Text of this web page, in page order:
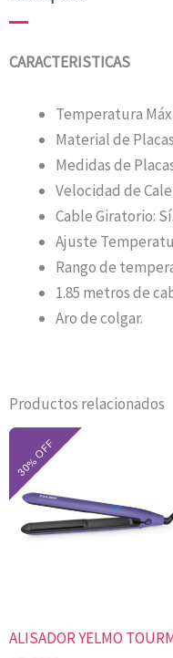
CARACTERISTICAS
Temperatura
Material de
Medidas de
Velocidad de
Cable Giratorio: Sí.
Ajuste
Rango de
1.85 metros de
Aro de colgar.
Productos relacionados
ALISADOR YELMO
precio
$31.700.$22.190.